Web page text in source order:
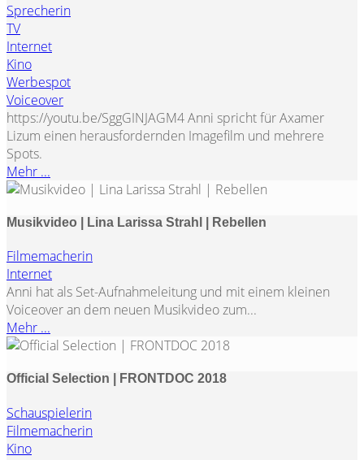
Sprecherin
TV
Internet
Kino
Werbespot
Voiceover
https://youtu.be/SggGINJAGM4 Anni spricht für Axamer
Lizum einen herausfordernden Imagefilm und mehrere
Spots.
Mehr ...
Musikvideo | Lina Larissa Strahl | Rebellen
Filmemacherin
Internet
Anni hat als Set-Aufnahmeleitung und mit einem kleinen
Voiceover an dem neuen Musikvideo zum...
Mehr ...
Official Selection | FRONTDOC 2018
Schauspielerin
Filmemacherin
Kino